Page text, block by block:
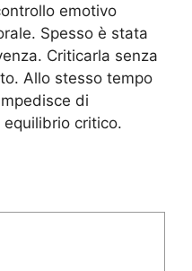
emotivo
Spesso è stata
Criticarla senza
Allo stesso tempo
di
critico.